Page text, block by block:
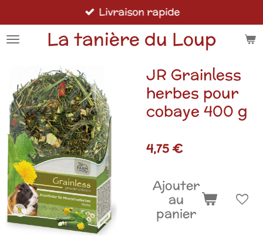
au
contenu
La tanière du Loup
Livraison rapide
JR Grainless
herbes pour
cobaye 400 g
4,75 €
Ajouter
au
panier